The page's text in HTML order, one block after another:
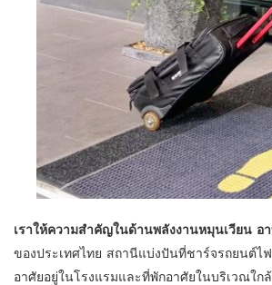
เราให้ความสำคัญในด้านพลังงานหมุนเวียน อ
ของประเทศไทย สถานีแบ่งปันที่ชาร์จรถยนต์
อาศัยอยู่ในโรงแรมและที่พักอาศัยในบริเวณใ